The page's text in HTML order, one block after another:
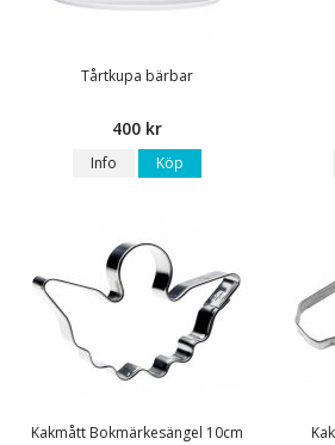
Tårtkupa bärbar
400 kr
Info Köp
Kakmått Bokmärkesängel 10cm